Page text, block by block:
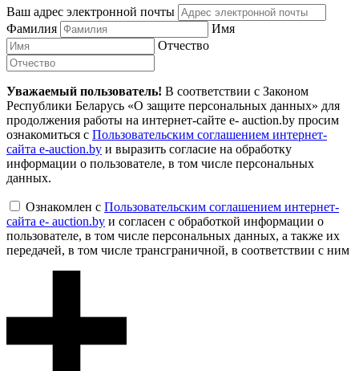
Ваш адрес электронной почты
Фамилия
Имя
Отчество
Уважаемый пользователь! В соответствии с Законом
Республики Беларусь «О защите персональных данных» для
продолжения работы на интернет-сайте e- auction.by просим
ознакомиться с Пользовательским соглашением интернет-
сайта e-auction.by и выразить согласие на обработку
информации о пользователе, в том числе персональных
данных.
Ознакомлен с Пользовательским соглашением интернет-
сайта e- auction.by и согласен с обработкой информации о
пользователе, в том числе персональных данных, а также их
передачей, в том числе трансграничной, в соответствии с ним